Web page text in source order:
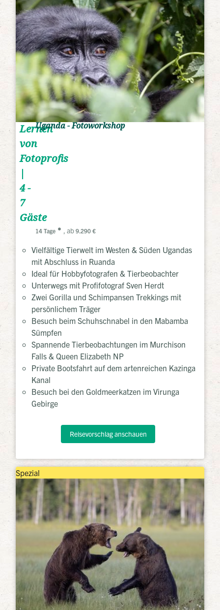
Lernen
von
Fotoprofis
|
4 -
7
Gäste
Uganda - Fotoworkshop
14 Tage , ab 9.290 €
Vielfältige Tierwelt im Westen & Süden Ugandas
mit Abschluss in Ruanda
Ideal für Hobbyfotografen & Tierbeobachter
Unterwegs mit Profifotograf Sven Herdt
Zwei Gorilla und Schimpansen Trekkings mit
persönlichem Träger
Besuch beim Schuhschnabel in den Mabamba
Sümpfen
Spannende Tierbeobachtungen im Murchison
Falls & Queen Elizabeth NP
Private Bootsfahrt auf dem artenreichen Kazinga
Kanal
Besuch bei den Goldmeerkatzen im Virunga
Gebirge
Reisevorschlag anschauen
Spezial